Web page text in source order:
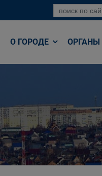
О ГОРОДЕ ОРГАНЫ